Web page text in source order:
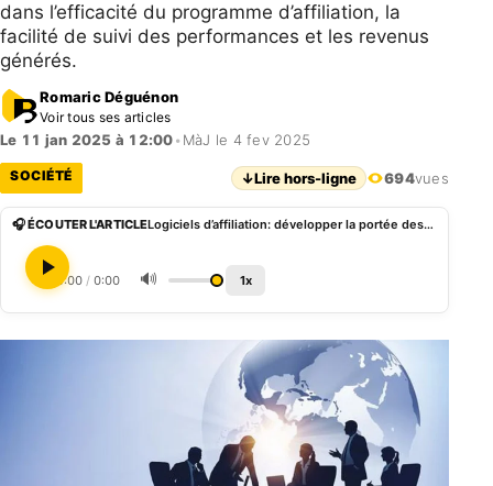
dans l’efficacité du programme d’affiliation, la
facilité de suivi des performances et les revenus
générés.
Romaric Déguénon
Voir tous ses articles
Le 11 jan 2025 à 12:00• MàJ le 4 fev 2025
SOCIÉTÉ ↓Lire hors-ligne 694vues
🎧 ÉCOUTER L'ARTICLE Logiciels d’affiliation: développer la portée des entreprises grâce aux partenariats
0:00 / 0:00 🔊 1x